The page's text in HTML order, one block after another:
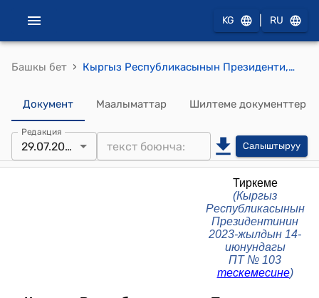
KG RU
Башкы бет › Кыргыз Республикасынын Президенти, Кыргыз Республикасынын Министрлер Кабинети, Кыргыз Республикасынын Министрлер Кабинетинин Төрагасы - Кыргыз Республикасынын Президентинин Администрациясынын Жетекчиси тарабынан дайындалуучу (бекитилүүчү) кызмат орундарынын номенклатурасына кирген бош кызмат орундарына дайындоо (бекитүү) үчүн талапкерлерди тандоо тартиби жөнүндө ЖОБО (КР Президентинин 2023-жылдын 14-июнундагы ПТ № 103 тескемесине)
Документ Маалыматтар Шилтеме документтер
Редакция
29.07.2026 Салыштыруу